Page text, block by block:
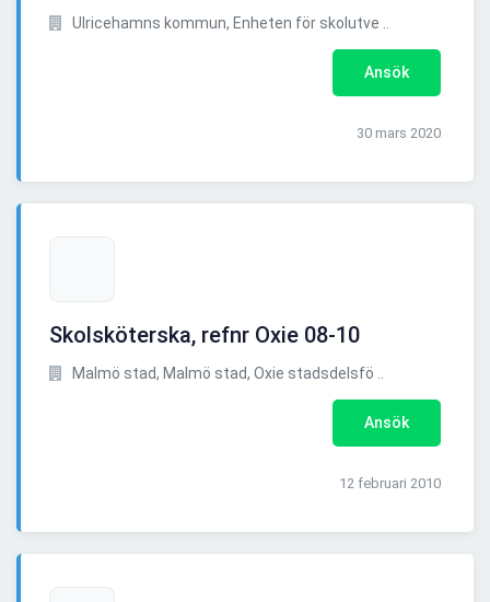
Ulricehamns kommun, Enheten för skolutve ..
Ansök
30 mars 2020
Skolsköterska, refnr Oxie 08-10
Malmö stad, Malmö stad, Oxie stadsdelsfö ..
Ansök
12 februari 2010